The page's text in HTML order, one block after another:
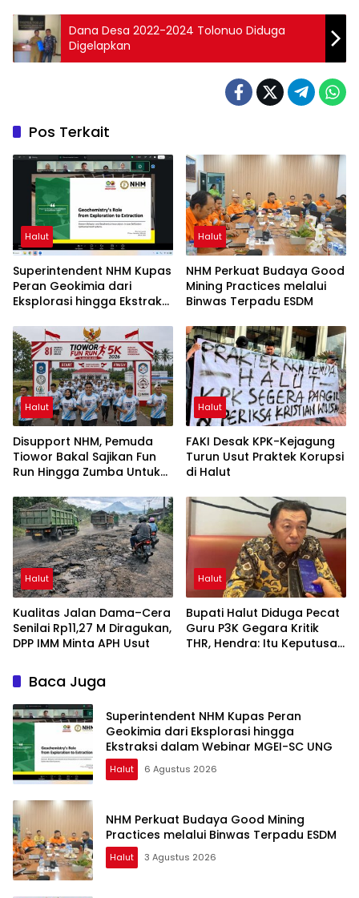
Dana Desa 2022-2024 Tolonuo Diduga
Digelapkan
Pos Terkait
Halut
Superintendent NHM Kupas
Peran Geokimia dari
Eksplorasi hingga Ekstraksi
UNG
Halut
NHM Perkuat Budaya Good
Mining Practices melalui
Binwas Terpadu ESDM
Halut
Disupport NHM, Pemuda
Tiowor Bakal Sajikan Fun
Run Hingga Zumba Untuk
Halut
FAKI Desak KPK-Kejagung
Turun Usut Praktek Korupsi
di Halut
Halut
Kualitas Jalan Dama–Cera
Senilai Rp11,27 M Diragukan,
DPP IMM Minta APH Usut
Halut
Bupati Halut Diduga Pecat
Guru P3K Gegara Kritik
THR, Hendra: Itu Keputusan
Baca Juga
Superintendent NHM Kupas Peran
Geokimia dari Eksplorasi hingga
Ekstraksi dalam Webinar MGEI-SC UNG
Halut 6 Agustus 2026
NHM Perkuat Budaya Good Mining
Practices melalui Binwas Terpadu ESDM
Halut 3 Agustus 2026